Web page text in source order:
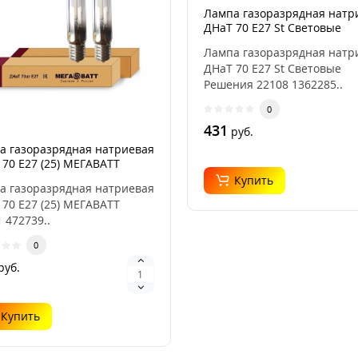
газоразрядная натриевая
E27 (25) МЕГАВАТТ
газоразрядная натриевая
E27 (25) МЕГАВАТТ
472739..
0
Купить
Лампа газоразрядная
ДНаТ 70 E27 St Световые
Лампа газоразрядная
ДНаТ 70 E27 St Световые
Решения 22108 1362285..
0
431 руб.
Купить